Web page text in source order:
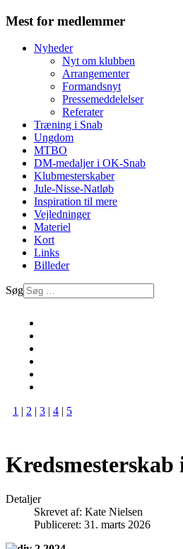
Mest for medlemmer
Nyheder
Nyt om klubben
Arrangementer
Formandsnyt
Pressemeddelelser
Referater
Træning i Snab
Ungdom
MTBO
DM-medaljer i OK-Snab
Klubmesterskaber
Jule-Nisse-Natløb
Inspiration til mere
Vejledninger
Materiel
Kort
Links
Billeder
Søg
1 | 2 | 3 | 4 | 5
Kredsmesterskab
Detaljer
Skrevet af: Kate Nielsen
Publiceret: 31. marts 2026